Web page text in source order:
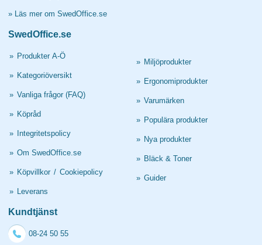
» Läs mer om SwedOffice.se
SwedOffice.se
» Produkter A-Ö
» Kategoriöversikt
» Vanliga frågor (FAQ)
» Köpråd
» Integritetspolicy
» Om SwedOffice.se
» Köpvillkor / Cookiepolicy
» Leverans
» Miljöprodukter
» Ergonomiprodukter
» Varumärken
» Populära produkter
» Nya produkter
» Bläck & Toner
» Guider
Kundtjänst
08-24 50 55